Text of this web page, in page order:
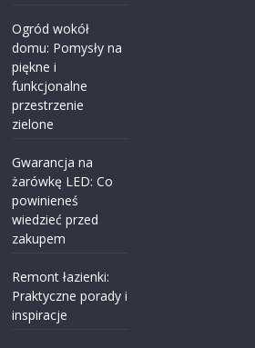
Ogród wokół
domu: Pomysły na
piękne i
funkcjonalne
przestrzenie
zielone
Gwarancja na
żarówkę LED: Co
powinieneś
wiedzieć przed
zakupem
Remont łazienki:
Praktyczne porady i
inspiracje